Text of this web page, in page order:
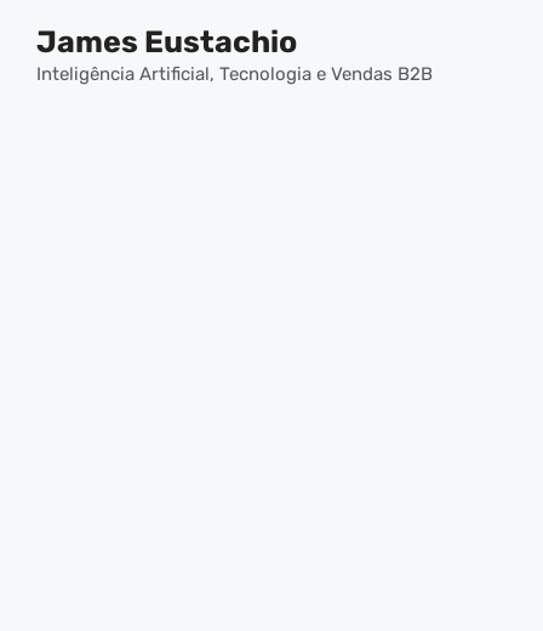
paraJames Eustachio
Inteligência Artificial, Tecnologia e Vendas B2B